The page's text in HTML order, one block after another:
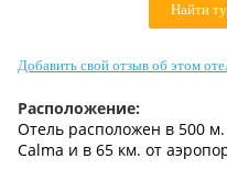
Найти
Добавить свой отзыв об этом
Расположение:
Отель расположен в 500 м.
Calma и в 65 км. от